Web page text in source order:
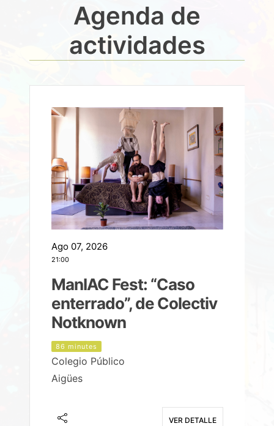
Agenda de
actividades
Ago 07, 2026
21:00
ManIAC Fest: “Caso
enterrado”, de Colectiv
Notknown
86 minutes
Colegio Público
Aigües
VER DETALLE